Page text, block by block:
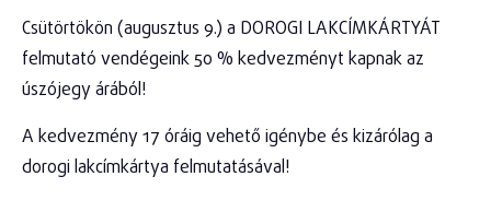
Csütörtökön (augusztus 9.) a DOROGI LAKCÍMKÁRTYÁT
felmutató vendégeink 50 % kedvezményt kapnak az
úszójegy árából!
A kedvezmény 17 óráig vehető igénybe és kizárólag a
dorogi lakcímkártya felmutatásával!